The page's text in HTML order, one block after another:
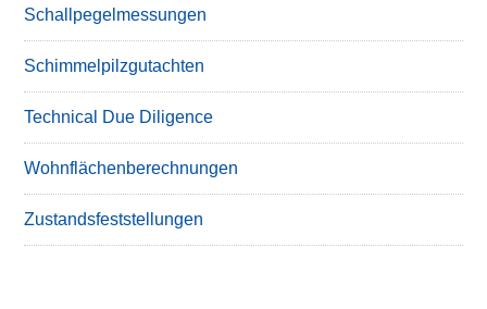
Schallpegelmessungen
Schimmelpilzgutachten
Technical Due Diligence
Wohnflächenberechnungen
Zustandsfeststellungen